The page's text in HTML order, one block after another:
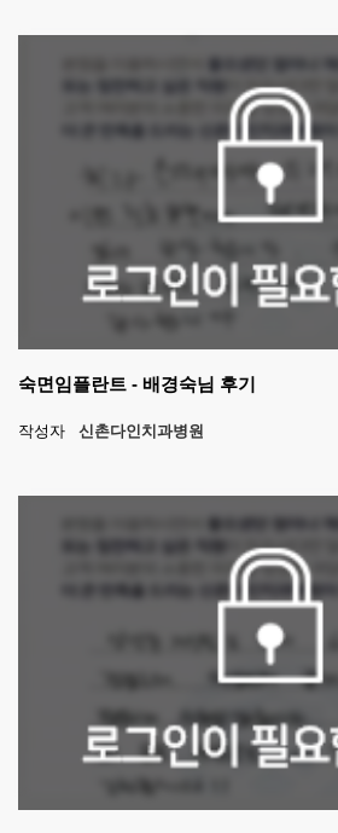
숙면임플란트 - 배경숙님 후기
작성자 신촌다인치과병원